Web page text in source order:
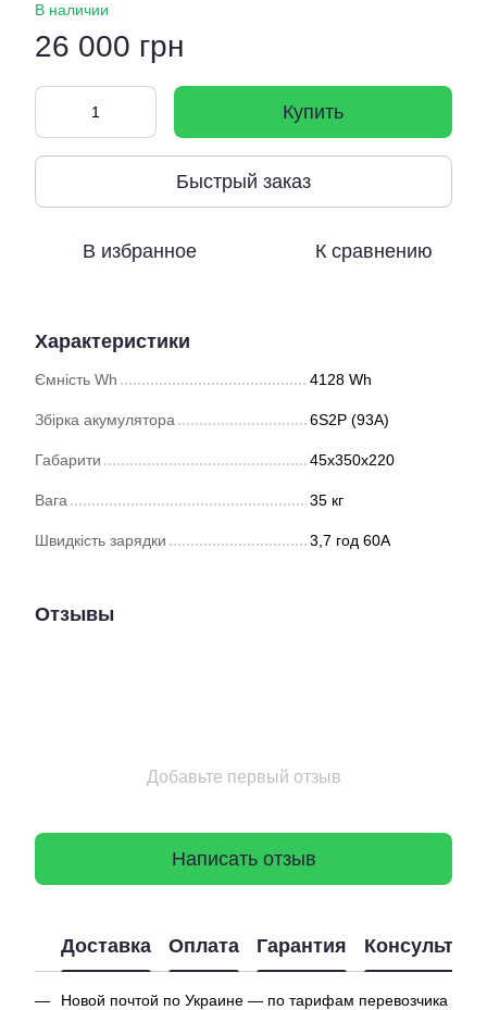
В наличии
26 000 грн
Купить
Быстрый заказ
В избранное К сравнению
Характеристики
Ємність Wh 4128 Wh
Збірка акумулятора 6S2P (93А)
Габарити 45х350х220
Вага 35 кг
Швидкість зарядки 3,7 год 60А
Отзывы
Добавьте первый отзыв
Написать отзыв
Доставка Оплата Гарантия
Новой почтой по Украине — по тарифам перевозчика